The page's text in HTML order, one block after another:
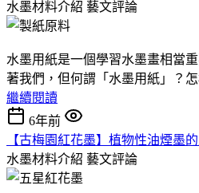
水墨材料介紹 藝文評論
水墨用紙是一個學習水墨畫相當
著我們，但何謂「水墨用紙」？
繼續閱讀
6年前
【古梅園紅花墨】植物性油煙墨
水墨材料介紹 藝文評論